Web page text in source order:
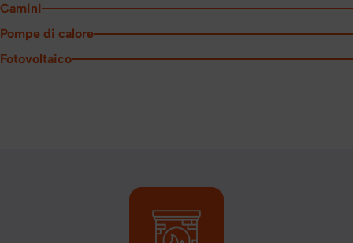
Camini
Pompe di calore
Fotovoltaico